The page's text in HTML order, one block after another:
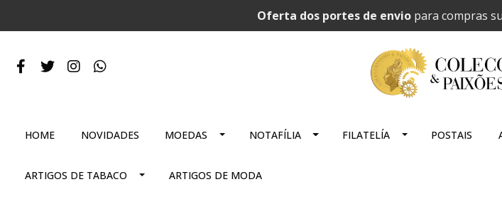
Oferta dos portes de enviopara compras
HOME NOVIDADES MOEDAS NOTAFÍLIA FILATELÍA POSTAIS
ARTIGOS DE TABACO ARTIGOS DE MODA